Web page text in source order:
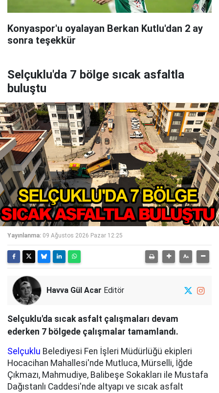
Konyaspor'u oyalayan Berkan Kutlu'dan 2 ay
sonra teşekkür
Selçuklu'da 7 bölge sıcak asfaltla
buluştu
Yayınlanma: 09 Ağustos 2026 Pazar 12:25
Havva Gül Acar Editör
Selçuklu'da sıcak asfalt çalışmaları devam
ederken 7 bölgede çalışmalar tamamlandı.
Selçuklu Belediyesi Fen İşleri Müdürlüğü ekipleri
Hocacihan Mahallesi'nde Mutluca, Mürselli, İğde
Çıkmazı, Mahmudiye, Balibeşe Sokakları ile Mustafa
Dağıstanlı Caddesi'nde altyapı ve sıcak asfalt